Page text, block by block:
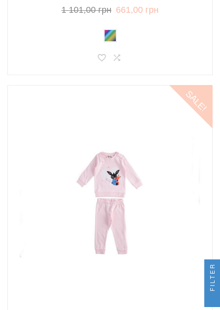
1 101,00 грн 661,00 грн
SALE!
FILTER